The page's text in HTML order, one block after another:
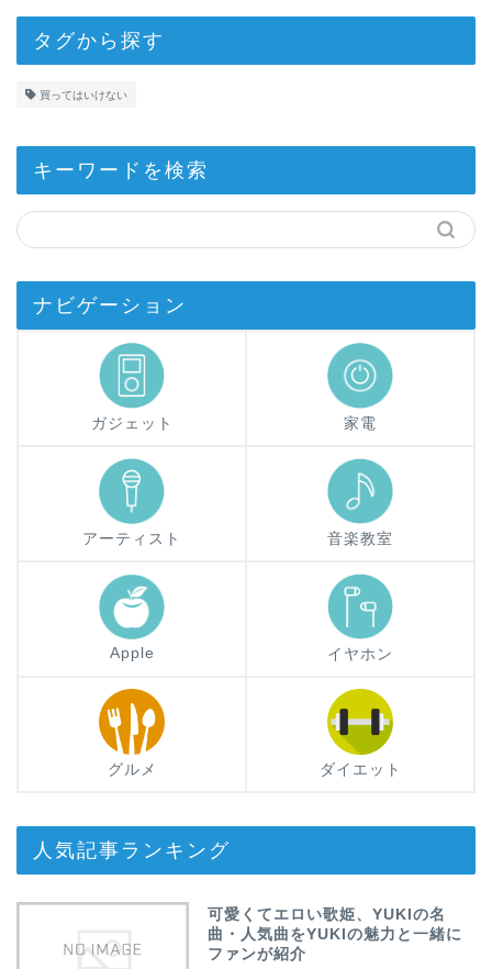
タグから探す
買ってはいけない
キーワードを検索
ナビゲーション
ガジェット 家電
アーティスト 音楽教室
Apple イヤホン
グルメ ダイエット
人気記事ランキング
可愛くてエロい歌姫、YUKIの名
曲・人気曲をYUKIの魅力と一緒に
ファンが紹介